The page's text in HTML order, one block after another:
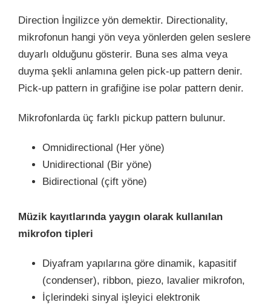
Direction İngilizce yön demektir. Directionality,
mikrofonun hangi yön veya yönlerden gelen seslere
duyarlı olduğunu gösterir. Buna ses alma veya
duyma şekli anlamına gelen pick-up pattern denir.
Pick-up pattern in grafiğine ise polar pattern denir.
Mikrofonlarda üç farklı pickup pattern bulunur.
Omnidirectional (Her yöne)
Unidirectional (Bir yöne)
Bidirectional (çift yöne)
Müzik kayıtlarında yaygın olarak kullanılan
mikrofon tipleri
Diyafram yapılarına göre dinamik, kapasitif
(condenser), ribbon, piezo, lavalier mikrofon,
İçlerindeki sinyal işleyici elektronik